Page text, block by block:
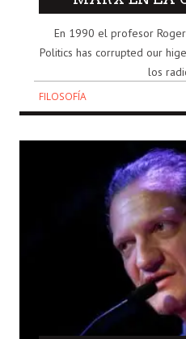
En 1990 el profesor
Politics has corrupted our
los
FILOSOFÍA